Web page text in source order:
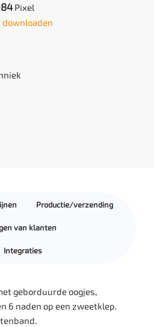
Pixel
downloaden
Productie/verzending
van klanten
Integraties
geborduurde oogjes,
6 naden op een zweetklep.